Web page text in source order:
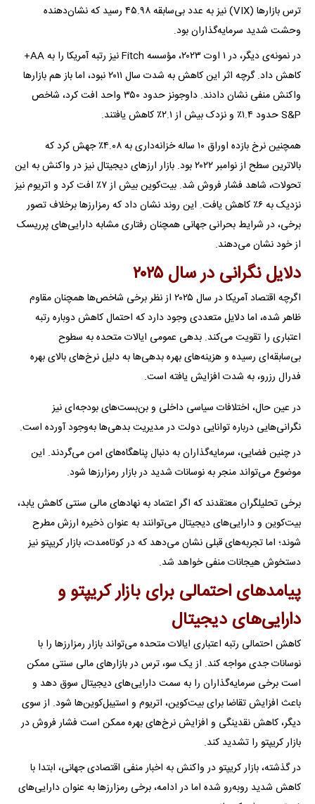
ترس بازارها (VIX) نیز به عدد بی‌سابقه ۴۵.۹۸ رسید که نشان‌دهنده
وحشت شدید سرمایه‌گذاران بود.
در نمونه‌ی دیگر، در ۱ اوت ۲۰۲۳، مؤسسه Fitch نیز رتبه آمریکا را به AA+
کاهش داد. گرچه اثر این کاهش به شدت سال ۲۰۱۱ نبود، اما باز هم بازارها
واکنش منفی نشان دادند. داوجونز حدود ۳۵۰ واحد افت کرد، شاخص
S&P حدود ۱.۴٪ و نزدک بیش از ۲.۱٪ کاهش یافتند.
همچنین نرخ بازده اوراق ۱۰ ساله خزانه‌داری به ۴.۰۸٪ جهش کرد که
بالاترین سطح از نوامبر ۲۰۲۲ بود. بازار ارزهای دیجیتال نیز در واکنش به این
تحولات، شاهد فشار فروش شد. بیت‌کوین بیش از ۷٪ افت کرد و اتریوم نیز
نزدیک به ۶٪ کاهش یافت. این روند نشان داد که رمزارزها برخلاف تصور
برخی، در شرایط بحرانی جهانی همچنان رفتاری مشابه دارایی‌های پرریسک
از خود نشان می‌دهند.
دلایل نگرانی در سال ۲۰۲۵
اگرچه اقتصاد آمریکا در سال ۲۰۲۵ از نظر برخی شاخص‌ها همچنان مقاوم
ظاهر شده، اما دلایل متعددی وجود دارد که احتمال کاهش دوباره رتبه
اعتباری را تقویت می‌کند. بدهی عمومی ایالات متحده به سطوح
بی‌سابقه‌ای رسیده و هزینه‌های بهره‌ بدهی‌ها به دلیل نرخ‌های بالای بهره
فدرال رزرو، به شدت افزایش یافته است.
در عین حال، اختلافات سیاسی داخلی و بن‌بست‌های بودجه‌ای نیز
نگرانی‌هایی درباره توانایی دولت در مدیریت بدهی‌ها به‌وجود آورده است.
در چنین فضایی، سرمایه‌گذاران به دنبال پناهگاه‌های امن می‌گردند. این
موضوع می‌تواند منجر به نوسانات شدید در بازار رمزارزها شود.
برخی تحلیلگران معتقدند که اگر اعتماد به نهادهای مالی سنتی کاهش یابد،
بیت‌کوین و دارایی‌های دیجیتال می‌توانند به عنوان ذخیره ارزش مطرح
شوند؛ اما تجربه‌های قبلی نشان می‌دهد که در کوتاه‌مدت، بازار کریپتو نیز
دستخوش هیجانات منفی خواهد شد.
پیامدهای احتمالی برای بازار کریپتو و
دارایی‌های دیجیتال
کاهش احتمالی رتبه اعتباری ایالات متحده می‌تواند بازار رمزارزها را با
نوسانات جدی مواجه کند. از یک سو، ترس در بازارهای مالی سنتی ممکن
است برخی سرمایه‌گذاران را به سمت دارایی‌های دیجیتال سوق دهد و
باعث افزایش تقاضا برای بیت‌کوین، اتریوم و استیبل‌کوین‌ها شود. از سوی
دیگر، کاهش نقدینگی و افزایش نرخ‌های بهره ممکن است فشار فروش در
بازار کریپتو را تشدید کند.
در گذشته، بازار کریپتو در واکنش به اخبار منفی اقتصادی جهانی، ابتدا با
کاهش شدید روبه‌رو شده اما در ادامه، برخی رمزارزها به عنوان دارایی‌های